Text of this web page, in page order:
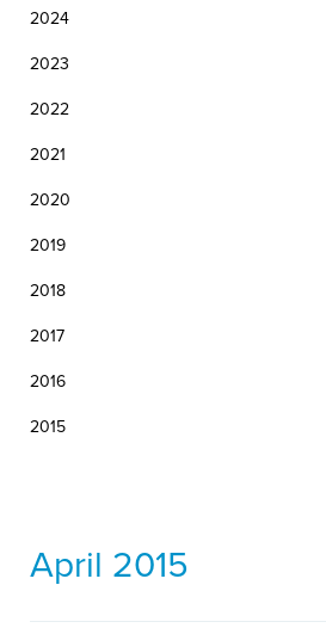
2024
2023
2022
2021
2020
2019
2018
2017
2016
2015
April 2015